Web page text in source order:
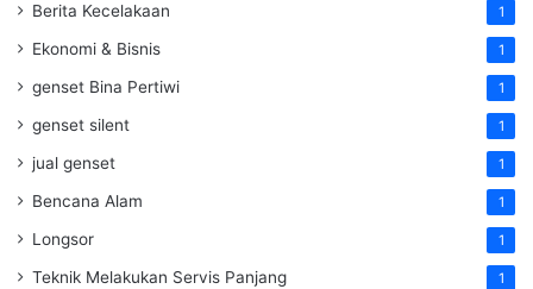
Berita Kecelakaan 1
Ekonomi & Bisnis 1
genset Bina Pertiwi 1
genset silent 1
jual genset 1
Bencana Alam 1
Longsor 1
Teknik Melakukan Servis Panjang 1